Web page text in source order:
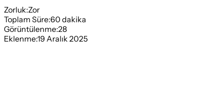
Zorluk:Zor
Toplam Süre:60 dakika
Görüntülenme:28
Eklenme:19 Aralık 2025